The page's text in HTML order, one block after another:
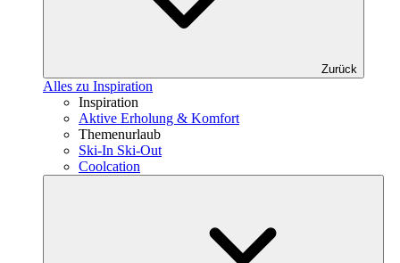
Zurück
Alles zu Inspiration
Inspiration
Aktive Erholung & Komfort
Themenurlaub
Ski-In Ski-Out
Coolcation